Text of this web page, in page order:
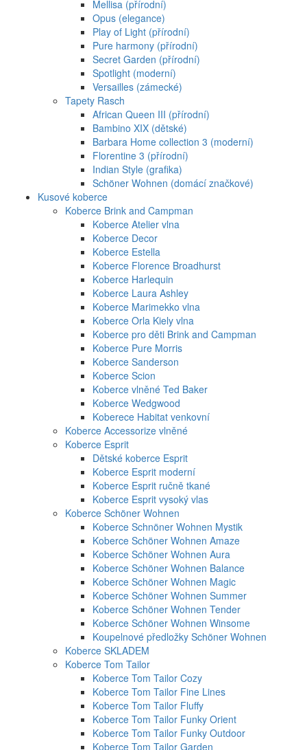
Mellisa (přírodní)
Opus (elegance)
Play of Light (přírodní)
Pure harmony (přírodní)
Secret Garden (přírodní)
Spotlight (moderní)
Versailles (zámecké)
Tapety Rasch
African Queen III (přírodní)
Bambino XIX (dětské)
Barbara Home collection 3 (moderní)
Florentine 3 (přírodní)
Indian Style (grafika)
Schöner Wohnen (domácí značkové)
Kusové koberce
Koberce Brink and Campman
Koberce Atelier vlna
Koberce Decor
Koberce Estella
Koberce Florence Broadhurst
Koberce Harlequin
Koberce Laura Ashley
Koberce Marimekko vlna
Koberce Orla Kiely vlna
Koberce pro děti Brink and Campman
Koberce Pure Morris
Koberce Sanderson
Koberce Scion
Koberce vlněné Ted Baker
Koberce Wedgwood
Koberece Habitat venkovní
Koberce Accessorize vlněné
Koberce Esprit
Dětské koberce Esprit
Koberce Esprit moderní
Koberce Esprit ručně tkané
Koberce Esprit vysoký vlas
Koberce Schöner Wohnen
Koberce Schnöner Wohnen Mystik
Koberce Schöner Wohnen Amaze
Koberce Schöner Wohnen Aura
Koberce Schöner Wohnen Balance
Koberce Schöner Wohnen Magic
Koberce Schöner Wohnen Summer
Koberce Schöner Wohnen Tender
Koberce Schöner Wohnen Winsome
Koupelnové předložky Schöner Wohnen
Koberce SKLADEM
Koberce Tom Tailor
Koberce Tom Tailor Cozy
Koberce Tom Tailor Fine Lines
Koberce Tom Tailor Fluffy
Koberce Tom Tailor Funky Orient
Koberce Tom Tailor Funky Outdoor
Koberce Tom Tailor Garden